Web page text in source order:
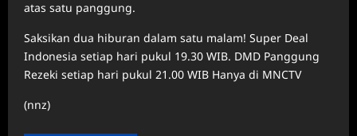
atas satu panggung.
Saksikan dua hiburan dalam satu malam! Super Deal
Indonesia setiap hari pukul 19.30 WIB. DMD Panggung
Rezeki setiap hari pukul 21.00 WIB Hanya di MNCTV
(nnz)